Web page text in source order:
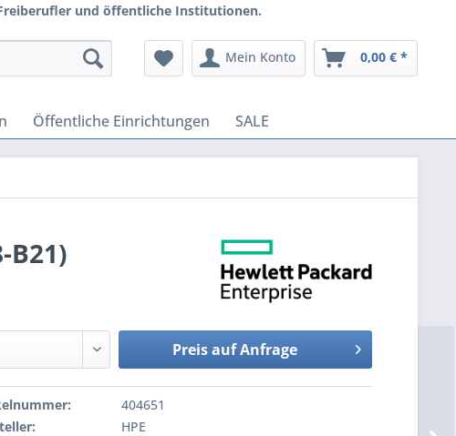
und öffentliche Institutionen.
Mein Konto 0,00 € *
Öffentliche Einrichtungen SALE
B21)
Preis auf Anfrage
404651
HPE